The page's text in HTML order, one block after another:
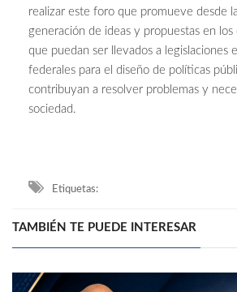
realizar este foro que promueve desde
generación de ideas y propuestas en
que puedan ser llevados a legislaciones
federales para el diseño de políticas
contribuyan a resolver problemas y
sociedad.
Etiquetas:
TAMBIÉN TE PUEDE INTERESAR